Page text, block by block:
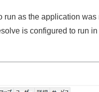
run as the application
is configured to run